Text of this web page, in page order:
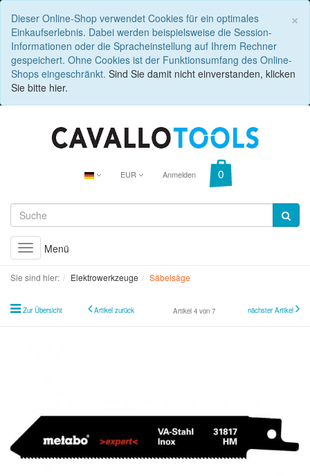
×
Dieser Online-Shop verwendet Cookies für ein optimales
Einkaufserlebnis. Dabei werden beispielsweise die Session-
Informationen oder die Spracheinstellung auf Ihrem Rechner
gespeichert. Ohne Cookies ist der Funktionsumfang des Online-
Shops eingeschränkt. Sind Sie damit nicht einverstanden, klicken
Sie bitte hier.
EUR Anmelden
Toggle
navigation
Menü
Sie sind hier: Elektrowerkzeuge Säbelsäge
Zur Übersicht Artikel zurück Artikel 4 von 7 nächster Artikel